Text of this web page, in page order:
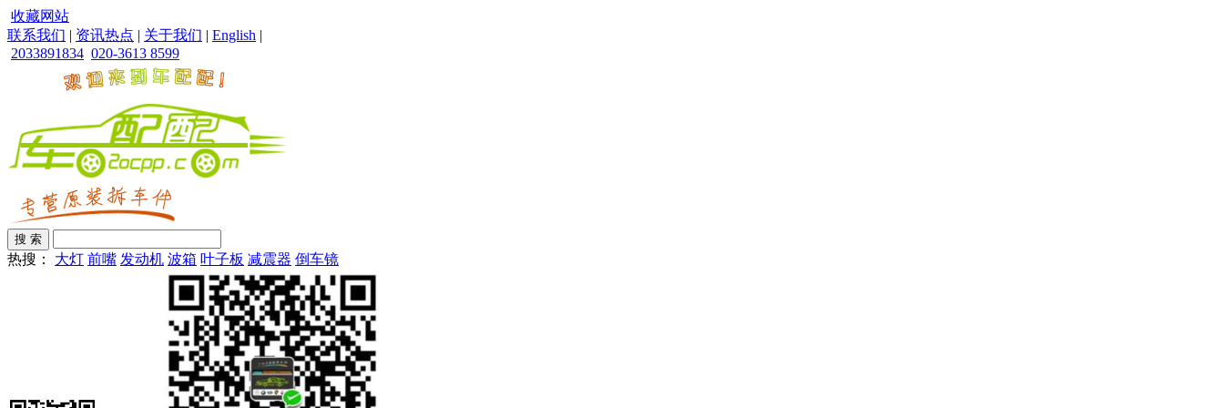
收藏网站
联系我们 | 资讯热点 | 关于我们 | English |
2033891834 020-3613 8599
热搜： 大灯 前嘴 发动机 波箱 叶子板 减震器 倒车镜